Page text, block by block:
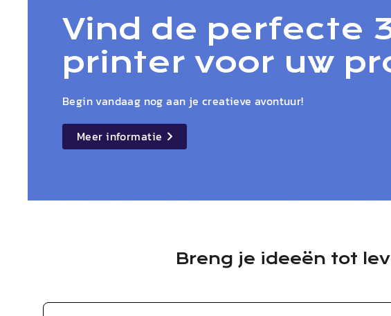
Vind de perfecte
printer voor uw
Begin vandaag nog aan je creatieve avontuur!
details
Meer informatie
Breng je ideeën tot